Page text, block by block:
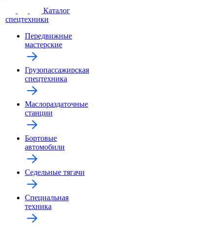
Каталог
спецтехники
Передвижные
мастерские
Грузопассажирская
спецтехника
Маслораздаточные
станции
Бортовые
автомобили
Седельные тягачи
Специальная
техника